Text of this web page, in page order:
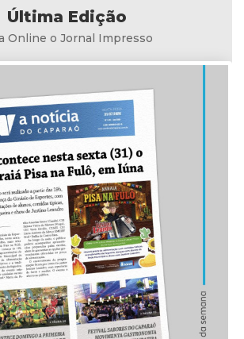
Última Edição
Online o Jornal Impresso